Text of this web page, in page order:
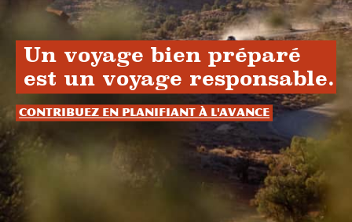
Un voyage bien préparé
est un voyage responsable.
Contribuez en planifiant à l'avance